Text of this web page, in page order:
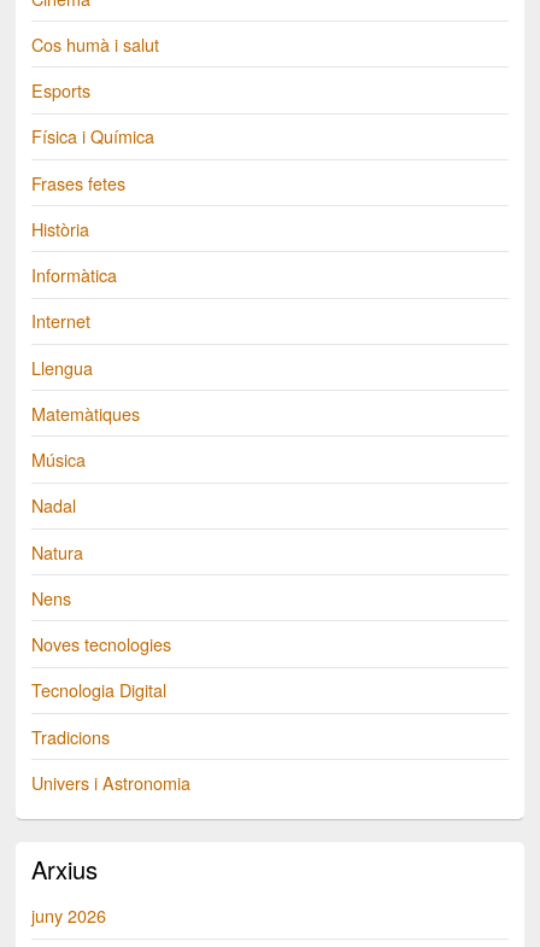
Cos humà i salut
Esports
Física i Química
Frases fetes
Història
Informàtica
Internet
Llengua
Matemàtiques
Música
Nadal
Natura
Nens
Noves tecnologies
Tecnologia Digital
Tradicions
Univers i Astronomia
Arxius
juny 2026